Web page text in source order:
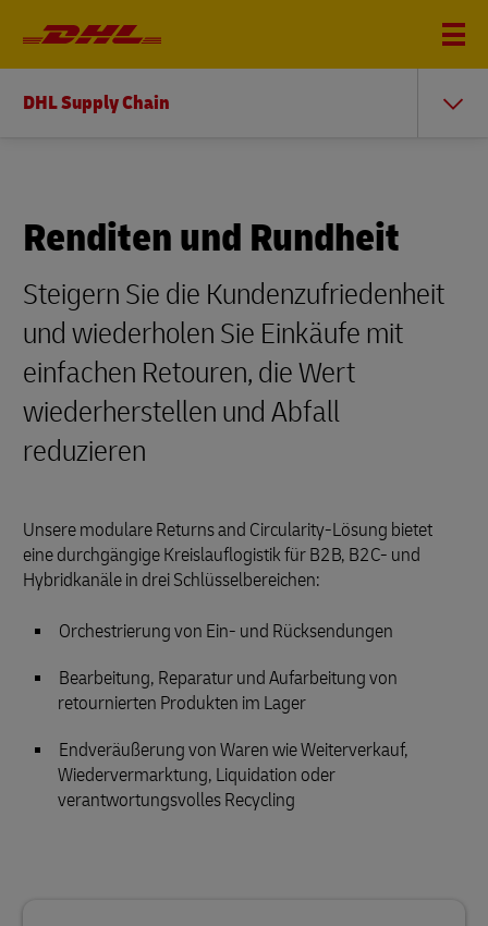
DHL Supply Chain
Renditen und Rundheit
Steigern Sie die Kundenzufriedenheit
und wiederholen Sie Einkäufe mit
einfachen Retouren, die Wert
wiederherstellen und Abfall
reduzieren
Unsere modulare Returns and Circularity-Lösung bietet
eine durchgängige Kreislauflogistik für B2B, B2C- und
Hybridkanäle in drei Schlüsselbereichen:
Orchestrierung von Ein- und Rücksendungen
Bearbeitung, Reparatur und Aufarbeitung von
retournierten Produkten im Lager
Endveräußerung von Waren wie Weiterverkauf,
Wiedervermarktung, Liquidation oder
verantwortungsvolles Recycling